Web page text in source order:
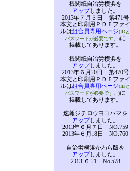
機関紙自治労横浜を
アップしました。
2013年７月５日 第471号
本文と印刷用ＰＤＦファイ
ルは組合員専用ページ(IDと
パスワードが必要です。)に
掲載してあります。
機関紙自治労横浜を
アップしました。
2013年６月20日 第470号
本文と印刷用ＰＤＦファイ
ルは組合員専用ページ(IDと
パスワードが必要です。)に
掲載してあります。
速報ジチロウヨコハマを
アップしました。
2013年６月７日 NO.759
2013年６月18日 NO.760
自治労横浜かわら版を
アップしました。
2013.６.21 No.578